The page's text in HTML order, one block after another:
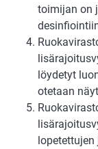
toimijan on
löydetyt
otetaan
lopetettujen